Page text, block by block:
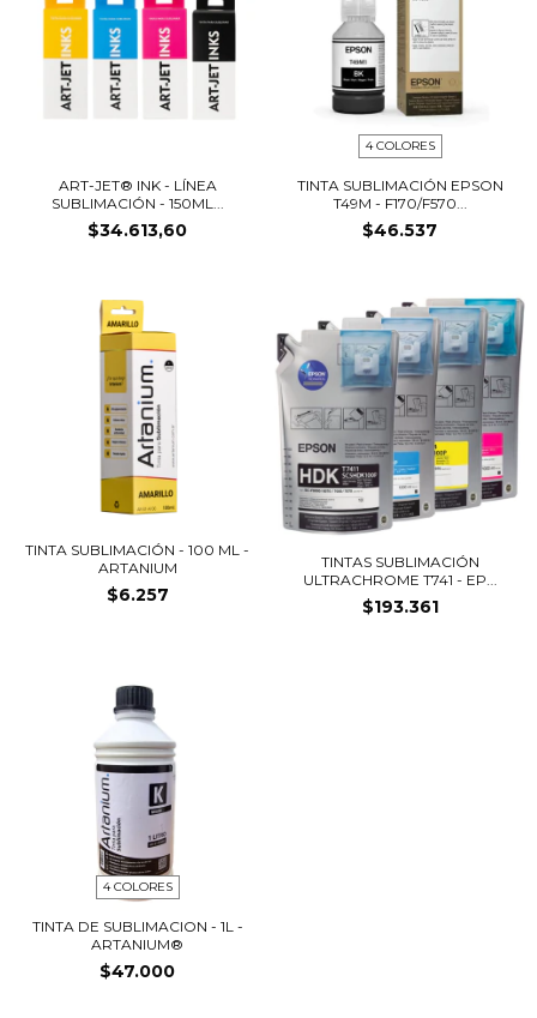
ART-JET® INK - LÍNEA
SUBLIMACIÓN - 150ML...
$34.613,60
4 COLORES
TINTA SUBLIMACIÓN EPSON
T49M - F170/F570...
$46.537
TINTA SUBLIMACIÓN - 100 ML -
ARTANIUM
$6.257
TINTAS SUBLIMACIÓN
ULTRACHROME T741 - EP...
$193.361
4 COLORES
TINTA DE SUBLIMACION - 1L -
ARTANIUM®
$47.000